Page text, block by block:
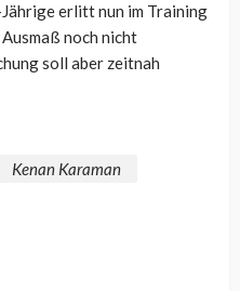
erlitt nun im Training
noch nicht
soll aber zeitnah
Kenan Karaman